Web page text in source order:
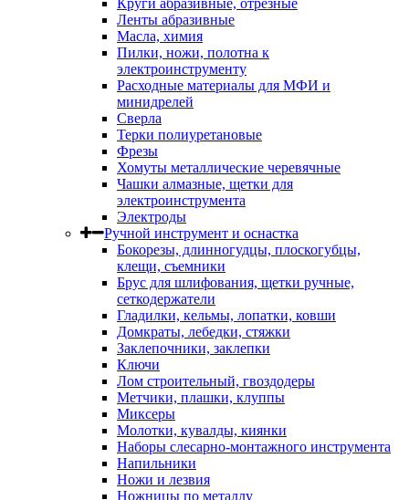
Ленты абразивные
Масла, химия
Пилки, ножи, полотна к
электроинструменту
Расходные материалы для МФИ и
минидрелей
Сверла
Терки полиуретановые
Фрезы
Хомуты металлические черевячные
Чашки алмазные, щетки для
электроинструмента
Электроды
Ручной инструмент и оснастка
Бокорезы, длинногудцы, плоскогубцы,
клещи, съемники
Брус для шлифования, щетки ручные,
сеткодержатели
Гладилки, кельмы, лопатки, ковши
Домкраты, лебедки, стяжки
Заклепочники, заклепки
Ключи
Лом строительный, гвоздодеры
Метчики, плашки, клуппы
Миксеры
Молотки, кувалды, киянки
Наборы слесарно-монтажного инструмента
Напильники
Ножи и лезвия
Ножницы по металлу